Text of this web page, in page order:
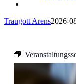
Traugott Arens2026-